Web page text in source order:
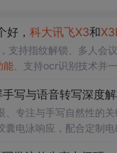
好， 科大讯飞X3和X3
支持指纹解锁、多人会
能、支持ocr识别技术并
身，灰色配色。科大讯飞
写与语音转写深度
专注与手写自然性的
电泳响应，配合定制